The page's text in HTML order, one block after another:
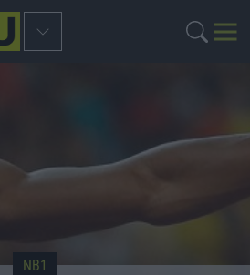
NB1